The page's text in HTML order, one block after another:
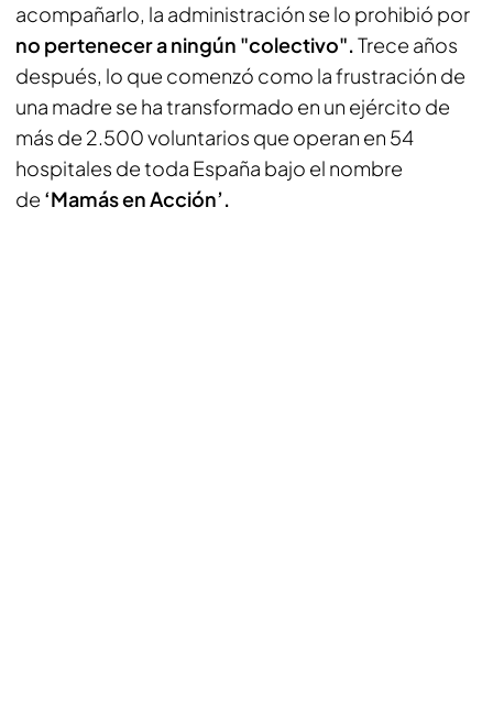
acompañarlo, la administración se lo prohibió por
no pertenecer a ningún "colectivo".Trece años
después, lo que comenzó como la frustración de
una madre se ha transformado en un ejército de
más de 2.500 voluntarios que operan en 54
hospitales de toda España bajo el nombre
de ‘Mamás en Acción’.